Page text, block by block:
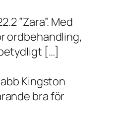
”Zara”. Med
ordbehandling,
[…]
Kingston
bra för